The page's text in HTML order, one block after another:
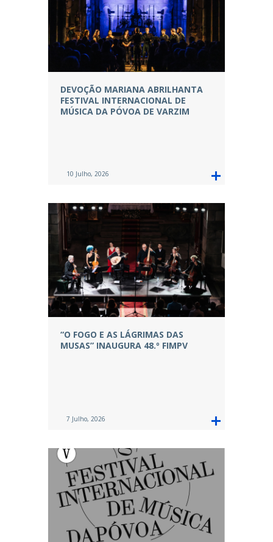
DEVOÇÃO MARIANA ABRILHANTA
FESTIVAL INTERNACIONAL DE
MÚSICA DA PÓVOA DE VARZIM
10 Julho, 2026
“O FOGO E AS LÁGRIMAS DAS
MUSAS” INAUGURA 48.º FIMPV
7 Julho, 2026